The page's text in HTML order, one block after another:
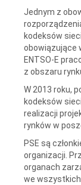
Jednym z
kodeksów
obowiązujące
ENTSO-E
z obszaru
W 2013 roku,
kodeksów
realizacji
rynków w
PSE są
organizacji.
organach
we wszystkich